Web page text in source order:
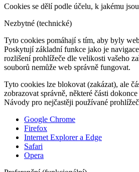
Cookies se dělí podle účelu, k jakému
Nezbytné (technické)
Tyto cookies pomáhají s tím, aby byly
Poskytují základní funkce jako je
rozlišení prohlížeče dle velikosti vašeho
souborů nemůže web správně fungovat.
Tyto cookies lze blokovat (zakázat), ale
zobrazovat správně, některé části
Návody pro nejčastěji používané
Google Chrome
Firefox
Internet Explorer a Edge
Safari
Opera